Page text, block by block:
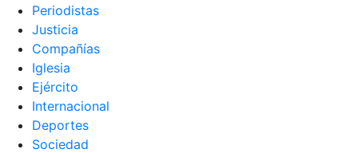
Periodistas
Justicia
Compañías
Iglesia
Ejército
Internacional
Deportes
Sociedad